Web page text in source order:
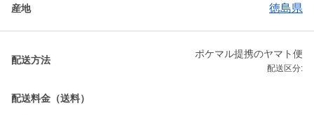
産地 徳島県
配送方法
ポケマル提携のヤマト便
配送区分:
配送料金（送料）